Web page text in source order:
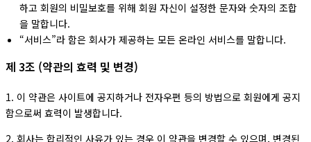
하고 회원의 비밀보호를 위해 회원 자신이 설정한 문자와 숫자의 조합
을 말합니다.
“서비스”라 함은 회사가 제공하는 모든 온라인 서비스를 말합니다.
제 3조 (약관의 효력 및 변경)
1. 이 약관은 사이트에 공지하거나 전자우편 등의 방법으로 회원에게 공지
함으로써 효력이 발생합니다.
2. 회사는 합리적인 사유가 있는 경우 이 약관을 변경할 수 있으며, 변경된